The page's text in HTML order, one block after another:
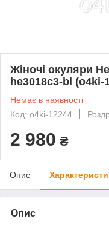
Жіночі окуляри
he3018c3-bl (o4ki-
Немає в наявності
Код: o4ki-12244
2 980 ₴
Опис
Опис